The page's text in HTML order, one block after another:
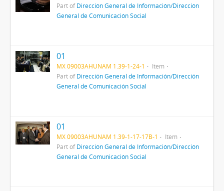
Part ofDirección General de Información/Dirección
General de Comunicación Social
01
MX 09003AHUNAM 1.39-1-24-1
Item
Part ofDirección General de Información/Dirección
General de Comunicación Social
01
MX 09003AHUNAM 1.39-1-17-17B-1
Item
Part ofDirección General de Información/Dirección
General de Comunicación Social